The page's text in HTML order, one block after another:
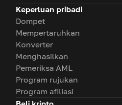
Keperluan pribadi
Dompet
Mempertaruhkan
Konverter
Menghasilkan
Pemeriksa AML
Program rujukan
Program afiliasi